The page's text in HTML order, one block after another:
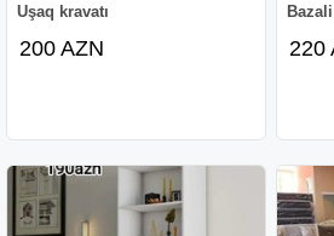
Uşaq kravatı
200 AZN 220